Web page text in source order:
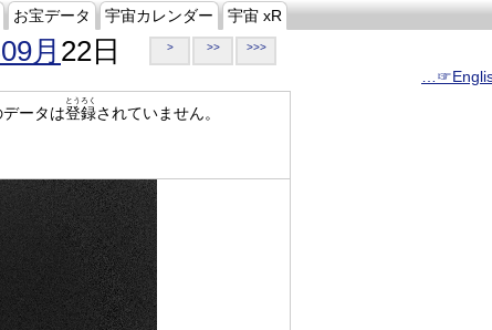
お宝データ 宇宙カレンダー 宇宙 xR
月 22日 > >> >>>
データは登録
とうろく
されていません。